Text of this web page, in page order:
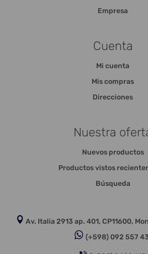
Empresa
Cuenta
Mi cuenta
Mis compras
Direcciones
Nuestra
Nuevos productos
Productos vistos
Búsqueda
Av. Italia 2913 ap. 401, CP11600,
(+598) 092 557